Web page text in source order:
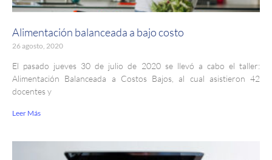
Alimentación balanceada a bajo costo
26 agosto, 2020
El pasado jueves 30 de julio de 2020 se llevó a cabo el taller:
Alimentación Balanceada a Costos Bajos, al cual asistieron 42
docentes y
Leer Más